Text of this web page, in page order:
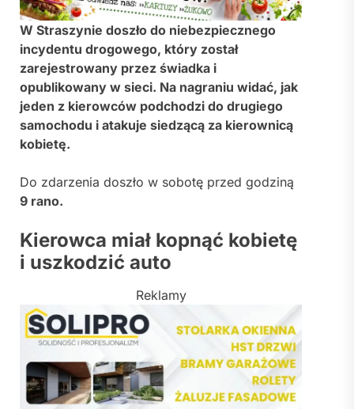
W Straszynie doszło do niebezpiecznego
incydentu drogowego, który został
zarejestrowany przez świadka i
opublikowany w sieci. Na nagraniu widać, jak
jeden z kierowców podchodzi do drugiego
samochodu i atakuje siedzącą za kierownicą
kobietę.
Do zdarzenia doszło w sobotę przed godziną
9 rano.
Kierowca miał kopnąć kobietę
i uszkodzić auto
Reklamy